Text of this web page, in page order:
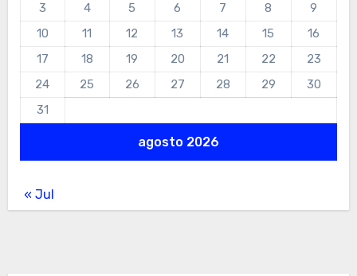
agosto 2026
3
4 5 6 7 8
9
10
11 12 13 14 15
16
17
18 19 20 21 22
23
24
25 26 27 28 29
30
31
« Jul